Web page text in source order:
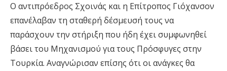
Ο αντιπρόεδρος Σχοινάς και η Επίτροπος Γιόχανσον
επανέλαβαν τη σταθερή δέσμευσή τους να
παράσχουν την στήριξη που ήδη έχει συμφωνηθεί
βάσει του Μηχανισμού για τους Πρόσφυγες στην
Τουρκία. Αναγνώρισαν επίσης ότι οι ανάγκες θα